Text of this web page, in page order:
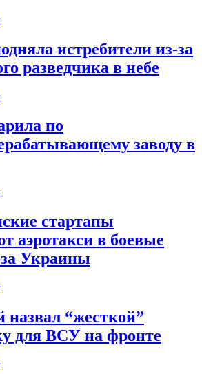
истребители из-за
разведчика в небе
по
заводу в
стартапы
аэротакси в боевые
Украины
назвал “жесткой”
для ВСУ на фронте